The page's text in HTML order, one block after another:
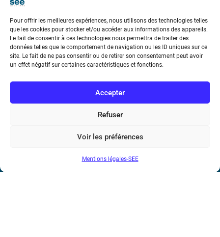
Pour offrir les meilleures expériences, nous utilisons des technologies telles
que les cookies pour stocker et/ou accéder aux informations des appareils.
Le fait de consentir à ces technologies nous permettra de traiter des
données telles que le comportement de navigation ou les ID uniques sur ce
site. Le fait de ne pas consentir ou de retirer son consentement peut avoir
un effet négatif sur certaines caractéristiques et fonctions.
Accepter
Refuser
Voir les préférences
Mentions légales-SEE
Société de l’Electricité, de l’Electronique et des Technologies
de l’Information et de la Communication
communautaire : FR44 785 393 232